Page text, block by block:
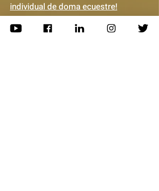
individual de doma ecuestre!
¡Felicidades al equipo de Australia